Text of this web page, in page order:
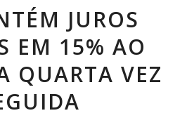
JUROS
EM 15% AO
QUARTA VEZ